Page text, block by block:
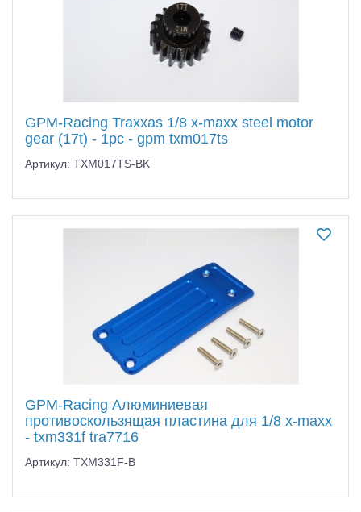
GPM-Racing Traxxas 1/8 x-maxx steel motor
gear (17t) - 1pc - gpm txm017ts
Артикул: TXM017TS-BK
GPM-Racing Алюминиевая
противоскользящая пластина для 1/8 x-maxx
- txm331f tra7716
Артикул: TXM331F-B